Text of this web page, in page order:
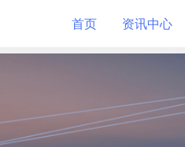
首页 资讯中心